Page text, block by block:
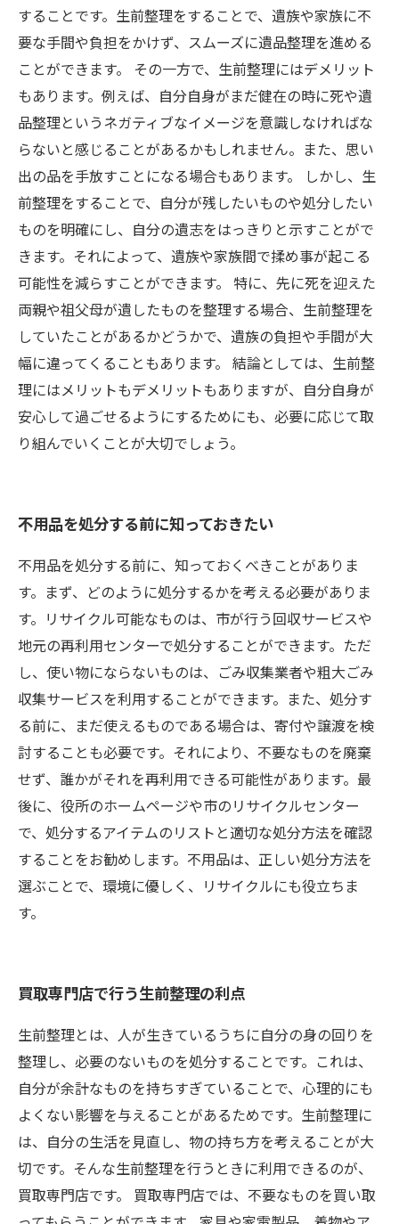
することです。生前整理をすることで、遺族や家族に不
要な手間や負担をかけず、スムーズに遺品整理を進める
ことができます。 その一方で、生前整理にはデメリット
もあります。例えば、自分自身がまだ健在の時に死や遺
品整理というネガティブなイメージを意識しなければな
らないと感じることがあるかもしれません。また、思い
出の品を手放すことになる場合もあります。 しかし、生
前整理をすることで、自分が残したいものや処分したい
ものを明確にし、自分の遺志をはっきりと示すことがで
きます。それによって、遺族や家族間で揉め事が起こる
可能性を減らすことができます。 特に、先に死を迎えた
両親や祖父母が遺したものを整理する場合、生前整理を
していたことがあるかどうかで、遺族の負担や手間が大
幅に違ってくることもあります。 結論としては、生前整
理にはメリットもデメリットもありますが、自分自身が
安心して過ごせるようにするためにも、必要に応じて取
り組んでいくことが大切でしょう。
不用品を処分する前に知っておきたい
不用品を処分する前に、知っておくべきことがありま
す。まず、どのように処分するかを考える必要がありま
す。リサイクル可能なものは、市が行う回収サービスや
地元の再利用センターで処分することができます。ただ
し、使い物にならないものは、ごみ収集業者や粗大ごみ
収集サービスを利用することができます。また、処分す
る前に、まだ使えるものである場合は、寄付や譲渡を検
討することも必要です。それにより、不要なものを廃棄
せず、誰かがそれを再利用できる可能性があります。最
後に、役所のホームページや市のリサイクルセンター
で、処分するアイテムのリストと適切な処分方法を確認
することをお勧めします。不用品は、正しい処分方法を
選ぶことで、環境に優しく、リサイクルにも役立ちま
す。
買取専門店で行う生前整理の利点
生前整理とは、人が生きているうちに自分の身の回りを
整理し、必要のないものを処分することです。これは、
自分が余計なものを持ちすぎていることで、心理的にも
よくない影響を与えることがあるためです。生前整理に
は、自分の生活を見直し、物の持ち方を考えることが大
切です。そんな生前整理を行うときに利用できるのが、
買取専門店です。 買取専門店では、不要なものを買い取